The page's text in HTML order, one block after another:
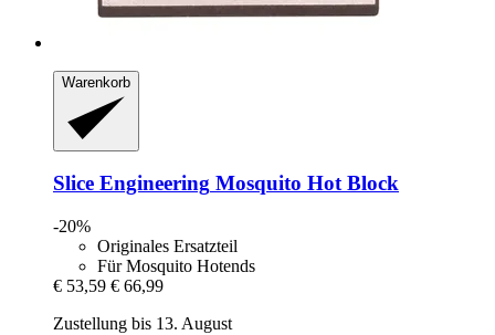
Warenkorb
Slice Engineering Mosquito Hot Block
-20%
Originales Ersatzteil
Für Mosquito Hotends
€ 53,59 € 66,99
Zustellung bis 13. August